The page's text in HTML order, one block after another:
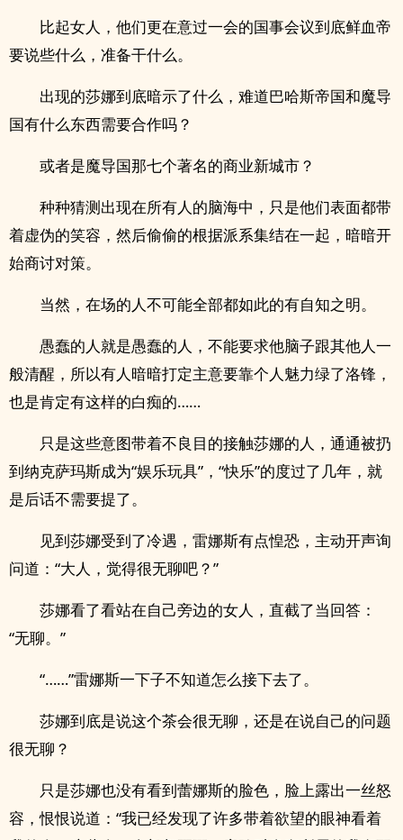
比起女人，他们更在意过一会的国事会议到底鲜血帝
要说些什么，准备干什么。
出现的莎娜到底暗示了什么，难道巴哈斯帝国和魔导
国有什么东西需要合作吗？
或者是魔导国那七个著名的商业新城市？
种种猜测出现在所有人的脑海中，只是他们表面都带
着虚伪的笑容，然后偷偷的根据派系集结在一起，暗暗开
始商讨对策。
当然，在场的人不可能全部都如此的有自知之明。
愚蠢的人就是愚蠢的人，不能要求他脑子跟其他人一
般清醒，所以有人暗暗打定主意要靠个人魅力绿了洛锋，
也是肯定有这样的白痴的……
只是这些意图带着不良目的接触莎娜的人，通通被扔
到纳克萨玛斯成为“娱乐玩具”，“快乐”的度过了几年，就
是后话不需要提了。
见到莎娜受到了冷遇，雷娜斯有点惶恐，主动开声询
问道：“大人，觉得很无聊吧？”
莎娜看了看站在自己旁边的女人，直截了当回答：
“无聊。”
“……”雷娜斯一下子不知道怎么接下去了。
莎娜到底是说这个茶会很无聊，还是在说自己的问题
很无聊？
只是莎娜也没有看到蕾娜斯的脸色，脸上露出一丝怒
容，恨恨说道：“我已经发现了许多带着欲望的眼神看着